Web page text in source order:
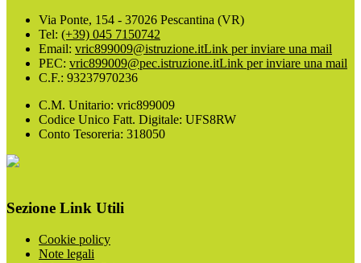
Via Ponte, 154 - 37026 Pescantina (VR)
Tel: (+39) 045 7150742
Email: vric899009@istruzione.itLink per inviare una mail
PEC: vric899009@pec.istruzione.itLink per inviare una mail
C.F.: 93237970236
C.M. Unitario: vric899009
Codice Unico Fatt. Digitale: UFS8RW
Conto Tesoreria: 318050
Sezione Link Utili
Cookie policy
Note legali